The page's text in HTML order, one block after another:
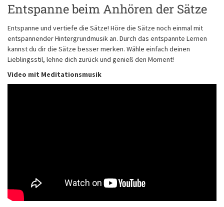
Entspanne beim Anhören der Sätze
Entspanne und vertiefe die Sätze! Höre die Sätze noch einmal mit
entspannender Hintergrundmusik an. Durch das entspannte Lernen
kannst du dir die Sätze besser merken. Wähle einfach deinen
Lieblingsstil, lehne dich zurück und genieß den Moment!
Video mit Meditationsmusik